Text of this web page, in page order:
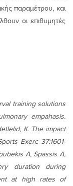
παραμέτρου, και
οι επιθυμητές
training solutions
empahasis.
K. The impact
Exerc 37:1601-
A, Spassis A,
duration during
at high rates of